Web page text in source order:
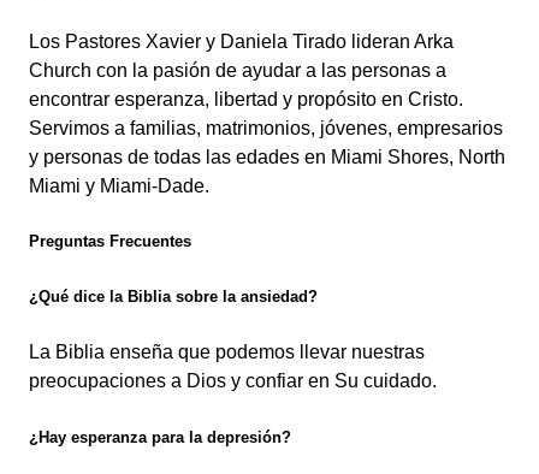
Los Pastores Xavier y Daniela Tirado lideran Arka
Church con la pasión de ayudar a las personas a
encontrar esperanza, libertad y propósito en Cristo.
Servimos a familias, matrimonios, jóvenes, empresarios
y personas de todas las edades en Miami Shores, North
Miami y Miami-Dade.
Preguntas Frecuentes
¿Qué dice la Biblia sobre la ansiedad?
La Biblia enseña que podemos llevar nuestras
preocupaciones a Dios y confiar en Su cuidado.
¿Hay esperanza para la depresión?